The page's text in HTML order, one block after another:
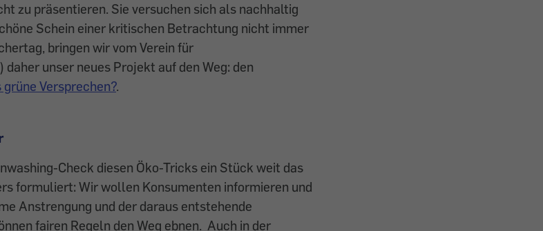
zu präsentieren. Sie versuchen sich als nachhaltig
Schein einer kritischen Betrachtung nicht immer
bringen wir vom Verein für
unser neues Projekt auf den Weg: den
Versprechen?.
Check diesen Öko-Tricks ein Stück weit das
formuliert: Wir wollen Konsumenten informieren und
Anstrengung und der daraus entstehende
fairen Regeln den Weg ebnen. Auch in der